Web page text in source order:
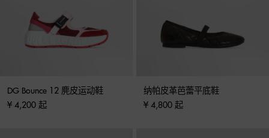
DG Bounce 12 麂皮运动鞋
¥ 4,200 起
纳帕皮革芭蕾平底鞋
¥ 4,800 起